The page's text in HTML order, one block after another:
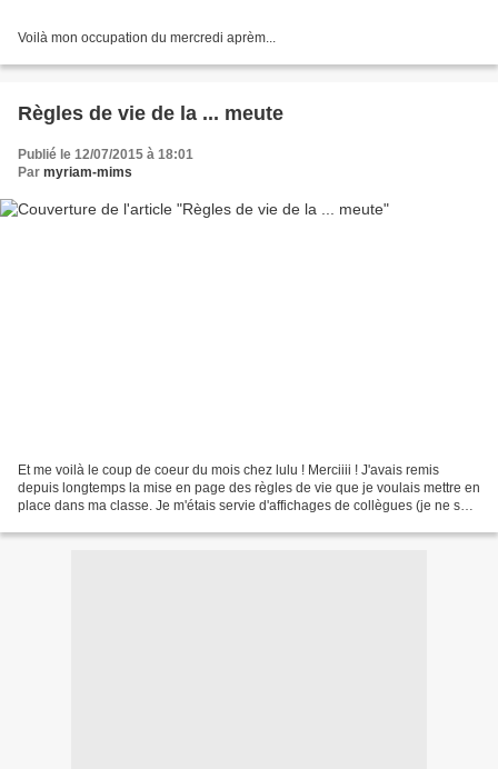
Voilà mon occupation du mercredi aprèm...
Règles de vie de la ... meute
Publié le 12/07/2015 à 18:01
Par myriam-mims
Et me voilà le coup de coeur du mois chez lulu ! Merciiii ! J'avais remis
depuis longtemps la mise en page des règles de vie que je voulais mettre en
place dans ma classe. Je m'étais servie d'affichages de collègues (je ne sais